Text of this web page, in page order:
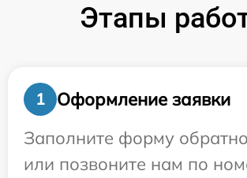
Этапы
1
Оформление заявки
Заполните форму
или позвоните нам по